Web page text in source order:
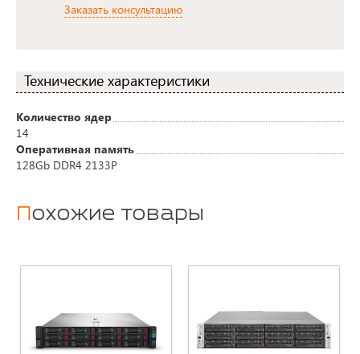
Заказать консультацию
Технические характеристики
Количество ядер
14
Оперативная память
128Gb DDR4 2133P
Похожие товары